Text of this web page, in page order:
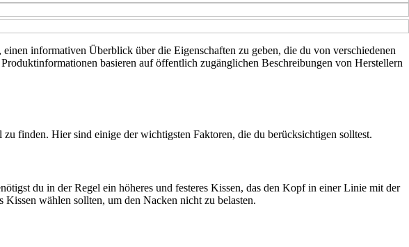
informativen Überblick über die Eigenschaften zu geben, die du von verschiedenen
basieren auf öffentlich zugänglichen Beschreibungen von Herstellern
finden. Hier sind einige der wichtigsten Faktoren, die du berücksichtigen solltest.
du in der Regel ein höheres und festeres Kissen, das den Kopf in einer Linie mit der
wählen sollten, um den Nacken nicht zu belasten.